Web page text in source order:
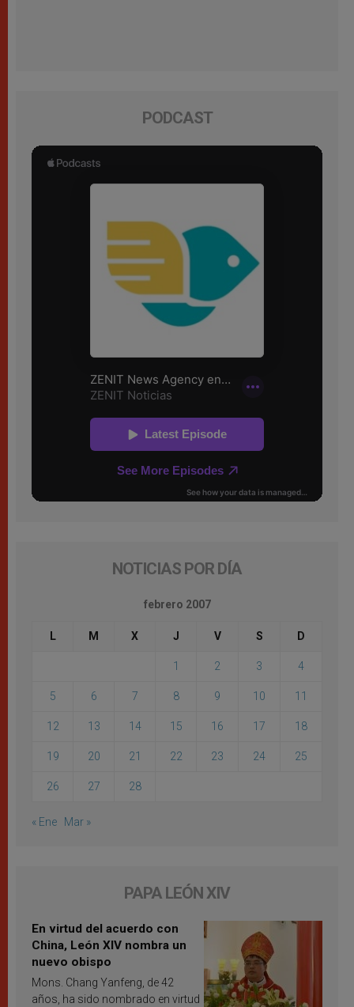
PODCAST
NOTICIAS POR DÍA
febrero 2007
L M X J V S D
1 2 3 4
5 6 7 8 9 10 11
12 13 14 15 16 17 18
19 20 21 22 23 24 25
26 27 28
« Ene Mar »
PAPA LEÓN XIV
En virtud del acuerdo con
China, León XIV nombra un
nuevo obispo
Mons. Chang Yanfeng, de 42
años, ha sido nombrado en virtud